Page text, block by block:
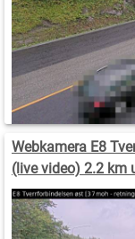
Webkamera E8
(live video) 2.2 km